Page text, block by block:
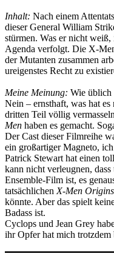
Inhalt: Nach einem
dieser General William
stürmen. Was er nicht weiß,
Agenda verfolgt. Die X-
der Mutanten zusammen
ureigenstes Recht zu
Meine Meinung: Wie üblich
Nein – ernsthaft, was hat
dritten Teil völlig
Men haben es gemacht.
Der Cast dieser Filmreihe
ein großartiger Magneto,
Patrick Stewart hat einen
kann nicht verleugnen, dass
Ensemble-Film ist, es
tatsächlichen X-Men
könnte. Aber das spielt
Badass ist.
Cyclops und Jean Grey
ihr Opfer hat mich trotzdem